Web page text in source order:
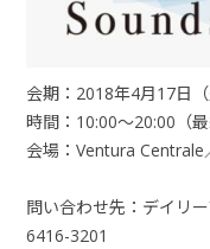
会期：2018年4月17日（
時間：10:00〜20:00（
会場：Ventura
問い合わせ先：デイリ
6416-3201